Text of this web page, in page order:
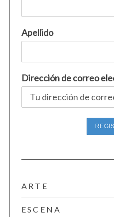
Apellido
Dirección de correo
ARTE
ESCENA